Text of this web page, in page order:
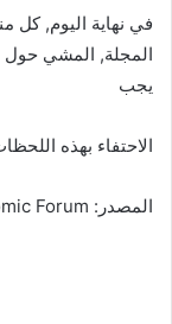
في نهاية اليوم, كل
المجلة, المشي حول
يجب
الاحتفاء بهذه
المصدر: World Economic Forum